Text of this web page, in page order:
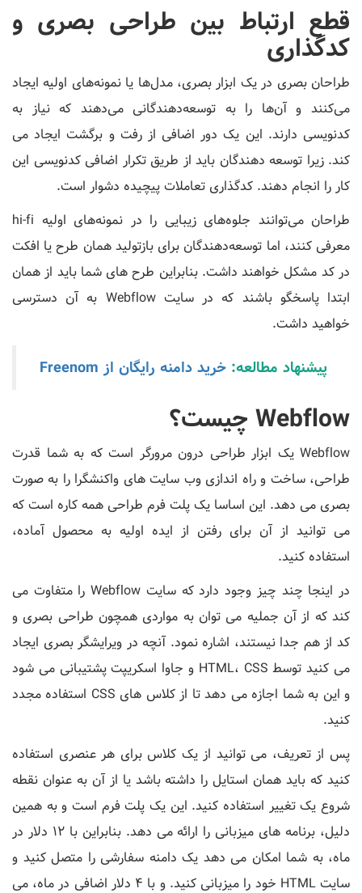
قطع ارتباط بین طراحی بصری و
کدگذاری
طراحان بصری در یک ابزار بصری، مدل‌ها یا نمونه‌های اولیه ایجاد
می‌کنند و آن‌ها را به توسعه‌دهندگانی می‌دهند که نیاز به
کدنویسی دارند. این یک دور اضافی از رفت و برگشت ایجاد می
کند. زیرا توسعه دهندگان باید از طریق تکرار اضافی کدنویسی این
کار را انجام دهند. کدگذاری تعاملات پیچیده دشوار است.
طراحان می‌توانند جلوه‌های زیبایی را در نمونه‌های اولیه hi-fi
معرفی کنند، اما توسعه‌دهندگان برای بازتولید همان طرح یا افکت
در کد مشکل خواهند داشت. بنابراین طرح های شما باید از همان
ابتدا پاسخگو باشند که در سایت Webflow به آن دسترسی
خواهید داشت.
پیشنهاد مطالعه:خرید دامنه رایگان از Freenom
Webflow چیست؟
Webflow یک ابزار طراحی درون مرورگر است که به شما قدرت
طراحی، ساخت و راه اندازی وب سایت های واکنشگرا را به صورت
بصری می دهد. این اساسا یک پلت فرم طراحی همه کاره است که
می توانید از آن برای رفتن از ایده اولیه به محصول آماده،
استفاده کنید.
در اینجا چند چیز وجود دارد که سایت Webflow را متفاوت می
کند که از آن جملیه می توان به مواردی همچون طراحی بصری و
کد از هم جدا نیستند، اشاره نمود. آنچه در ویرایشگر بصری ایجاد
می کنید توسط HTML، CSS و جاوا اسکریپت پشتیبانی می شود
و این به شما اجازه می دهد تا از کلاس های CSS استفاده مجدد
کنید.
پس از تعریف، می توانید از یک کلاس برای هر عنصری استفاده
کنید که باید همان استایل را داشته باشد یا از آن به عنوان نقطه
شروع یک تغییر استفاده کنید. این یک پلت فرم است و به همین
دلیل، برنامه های میزبانی را ارائه می دهد. بنابراین با 12 دلار در
ماه، به شما امکان می دهد یک دامنه سفارشی را متصل کنید و
سایت HTML خود را میزبانی کنید. و با 4 دلار اضافی در ماه، می